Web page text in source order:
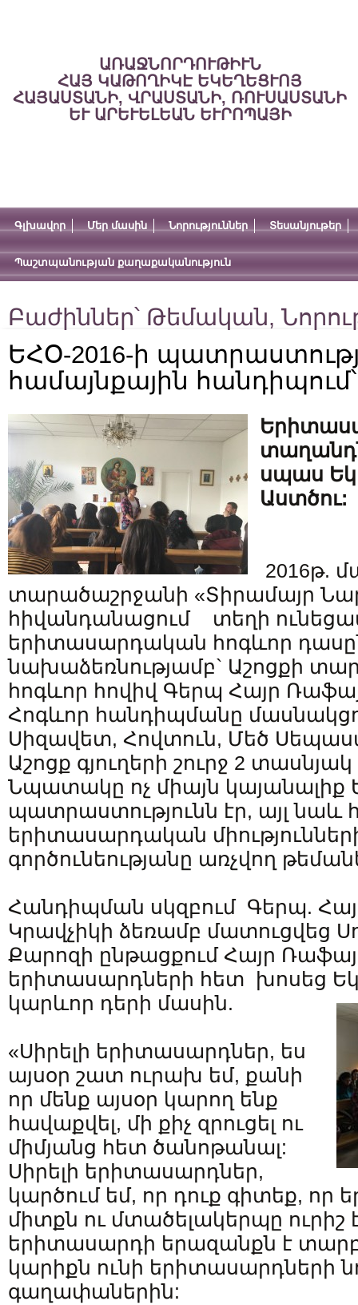
ԱՌԱՋՆՈՐԴՈՒԹԻՒՆ
ՀԱՅ ԿԱԹՈՂԻԿԷ ԵԿԵՂԵՑՒՈՅ
ՀԱՅԱՍՏԱՆԻ, ՎՐԱՍՏԱՆԻ, ՌՈՒՍԱՍՏԱՆԻ
ԵՒ ԱՐԵՒԵԼԵԱՆ ԵՒՐՈՊԱՅԻ
Գլխավոր Մեր մասին Նորություններ Տեսանյութեր
Պաշտպանության քաղաքականություն
Բաժիններ՝ Թեմական,
ԵՀՕ-2016-ի
համայնքային
սպաս
Աստծու:
2016թ.
տարածաշրջանի «Տիրամայր
հիվանդանացում տեղի
երիտասարդական հոգևոր
նախաձեռնությամբ` Աշոցքի
հոգևոր հովիվ Գերպ Հայր
Հոգևոր հանդիպմանը
Սիզավետ, Հովտուն, Մեծ
Աշոցք գյուղերի շուրջ 2
Նպատակը ոչ միայն կայանալիք
պատրաստությունն էր, այլ նաև
երիտասարդական
գործունեությանը առչվող
Հանդիպման սկզբում Գերպ.
Կրավչիկի ձեռամբ մատուցվեց
Քարոզի ընթացքում Հայր
երիտասարդների հետ խոսեց
կարևոր դերի մասին.
«Սիրելի երիտասարդներ, ես
այսօր շատ ուրախ եմ, քանի
որ մենք այսօր կարող ենք
հավաքվել, մի քիչ զրուցել ու
միմյանց հետ ծանոթանալ:
Սիրելի երիտասարդներ,
կարծում եմ, որ դուք գիտեք,
միտքն ու մտածելակերպը ուրիշ
երիտասարդի երազանքն է
կարիքն ունի երիտասարդների
գաղափաներին: